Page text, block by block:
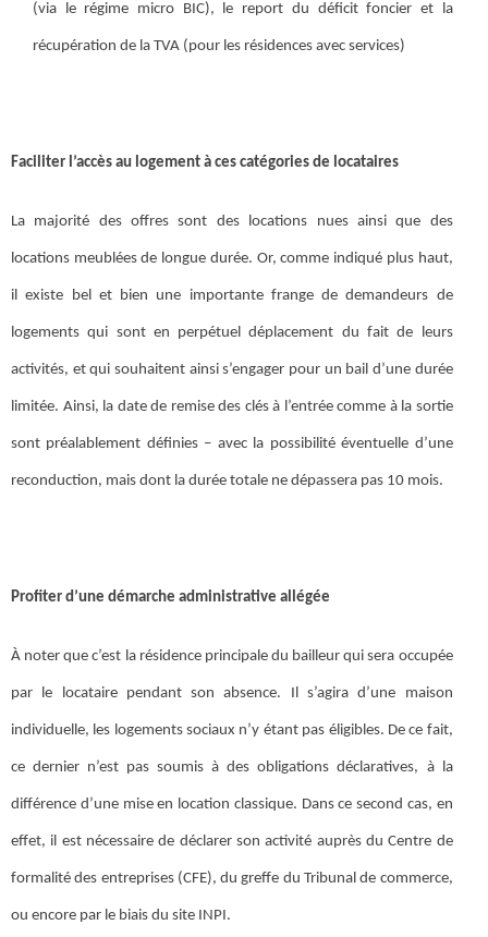
(via le régime micro BIC), le report du déficit foncier et la
récupération de la TVA (pour les résidences avec services)
Faciliter l’accès au logement à ces catégories de locataires
La majorité des offres sont des locations nues ainsi que des
locations meublées de longue durée. Or, comme indiqué plus haut,
il existe bel et bien une importante frange de demandeurs de
logements qui sont en perpétuel déplacement du fait de leurs
activités, et qui souhaitent ainsi s’engager pour un bail d’une durée
limitée. Ainsi, la date de remise des clés à l’entrée comme à la sortie
sont préalablement définies – avec la possibilité éventuelle d’une
reconduction, mais dont la durée totale ne dépassera pas 10 mois.
Profiter d’une démarche administrative allégée
À noter que c’est la résidence principale du bailleur qui sera occupée
par le locataire pendant son absence. Il s’agira d’une maison
individuelle, les logements sociaux n’y étant pas éligibles. De ce fait,
ce dernier n’est pas soumis à des obligations déclaratives, à la
différence d’une mise en location classique. Dans ce second cas, en
effet, il est nécessaire de déclarer son activité auprès du Centre de
formalité des entreprises (CFE), du greffe du Tribunal de commerce,
ou encore par le biais du site INPI.